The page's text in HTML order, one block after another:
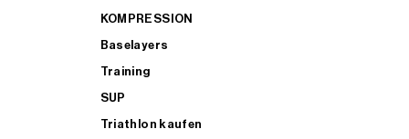
KOMPRESSION
Baselayers
Training
SUP
Triathlon kaufen